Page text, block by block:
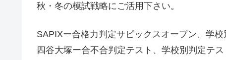
秋・冬の模試戦略にご活用下さい。
SAPIXー合格力判定サピックスオープン、学
四谷大塚ー合不合判定テスト、学校別判定テ